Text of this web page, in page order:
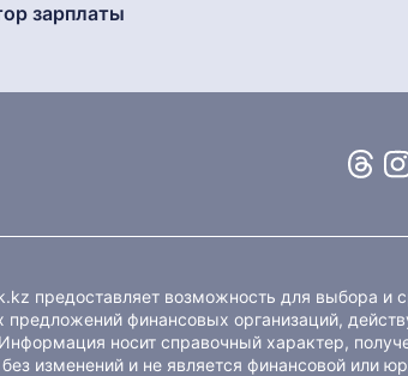
зарплаты
предоставляет возможность для выбора и
предложений финансовых организаций,
носит справочный характер,
без изменений и не является финансовой или